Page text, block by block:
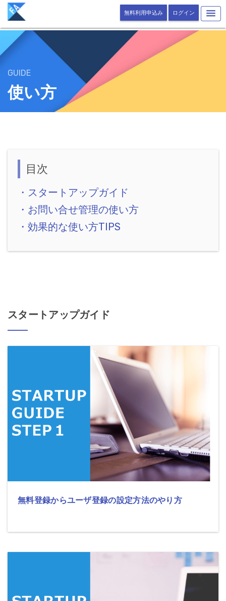
無料利用申込み ログイン
GUIDE
使い方
目次
・スタートアップガイド
・お問い合せ管理の使い方
・効果的な使い方TIPS
スタートアップガイド
無料登録からユーザ登録の設定方法のやり方